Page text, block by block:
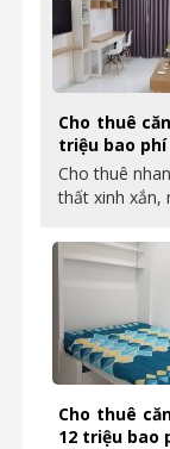
Cho thuê
triệu bao
Cho thuê
thất xinh xắn,
Cho thuê
12 triệu bao